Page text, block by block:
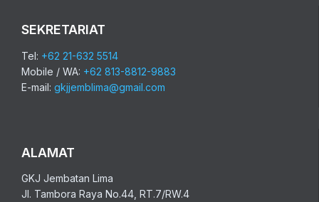
SEKRETARIAT
Tel: +62 21-632 5514
Mobile / WA: +62 813-8812-9883
E-mail: gkjjemblima@gmail.com
ALAMAT
GKJ Jembatan Lima
Jl. Tambora Raya No.44, RT.7/RW.4